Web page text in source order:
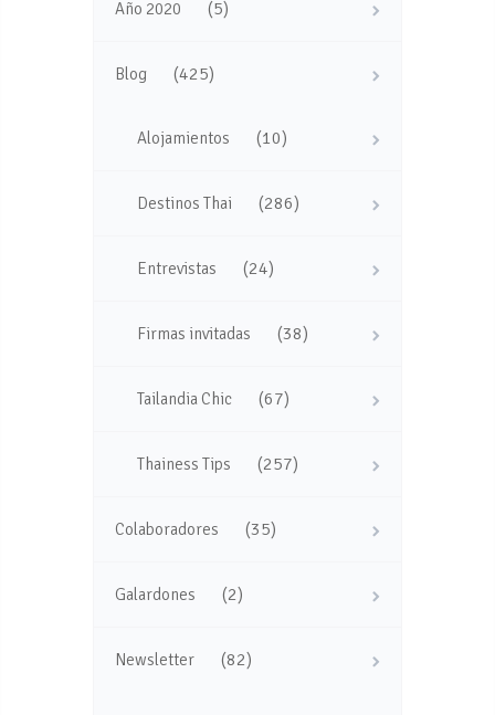
Año 2020 (5)
Blog (425)
Alojamientos (10)
Destinos Thai (286)
Entrevistas (24)
Firmas invitadas (38)
Tailandia Chic (67)
Thainess Tips (257)
Colaboradores (35)
Galardones (2)
Newsletter (82)